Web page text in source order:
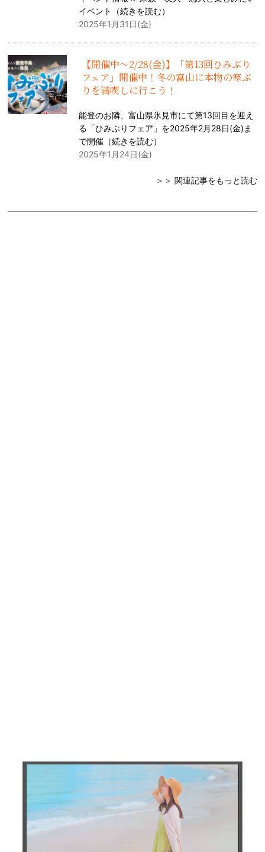
イベント（続きを読む）
2025年1月31日(金)
【開催中〜2/28(金)】「第13回ひみぶり
フェア」開催中！冬の富山に本物の寒ぶ
りを満喫しに行こう！
能登のお隣、富山県氷見市にて第13回目を迎え
る「ひみぶりフェア」を2025年2月28日(金)ま
で開催（続きを読む）
2025年1月24日(金)
＞＞ 関連記事をもっと読む